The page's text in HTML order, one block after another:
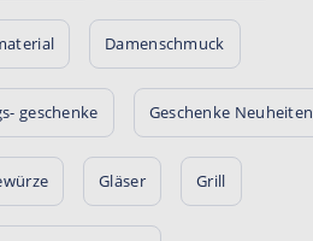
Damenschmuck
geschenke Geschenke Neuheiten
Gläser Grill